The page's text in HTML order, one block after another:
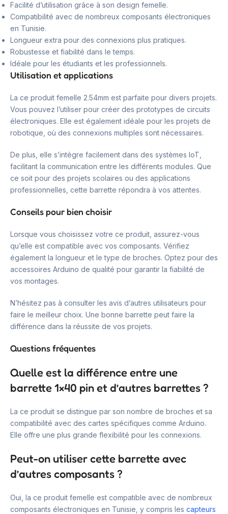
Facilité d’utilisation grâce à son design femelle.
Compatibilité avec de nombreux composants électroniques
en Tunisie.
Longueur extra pour des connexions plus pratiques.
Robustesse et fiabilité dans le temps.
Idéale pour les étudiants et les professionnels.
Utilisation et applications
La ce produit femelle 2.54mm est parfaite pour divers projets.
Vous pouvez l’utiliser pour créer des prototypes de circuits
électroniques. Elle est également idéale pour les projets de
robotique, où des connexions multiples sont nécessaires.
De plus, elle s’intègre facilement dans des systèmes IoT,
facilitant la communication entre les différents modules. Que
ce soit pour des projets scolaires ou des applications
professionnelles, cette barrette répondra à vos attentes.
Conseils pour bien choisir
Lorsque vous choisissez votre ce produit, assurez-vous
qu’elle est compatible avec vos composants. Vérifiez
également la longueur et le type de broches. Optez pour des
accessoires Arduino de qualité pour garantir la fiabilité de
vos montages.
N’hésitez pas à consulter les avis d’autres utilisateurs pour
faire le meilleur choix. Une bonne barrette peut faire la
différence dans la réussite de vos projets.
Questions fréquentes
Quelle est la différence entre une
barrette 1×40 pin et d’autres barrettes ?
La ce produit se distingue par son nombre de broches et sa
compatibilité avec des cartes spécifiques comme Arduino.
Elle offre une plus grande flexibilité pour les connexions.
Peut-on utiliser cette barrette avec
d’autres composants ?
Oui, la ce produit femelle est compatible avec de nombreux
composants électroniques en Tunisie, y compris les capteurs